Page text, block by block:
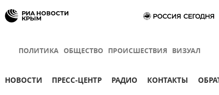
ПОЛИТИКА ОБЩЕСТВО ПРОИСШЕСТВИЯ ВИЗУАЛ
НОВОСТИ ПРЕСС-ЦЕНТР РАДИО КОНТАКТЫ